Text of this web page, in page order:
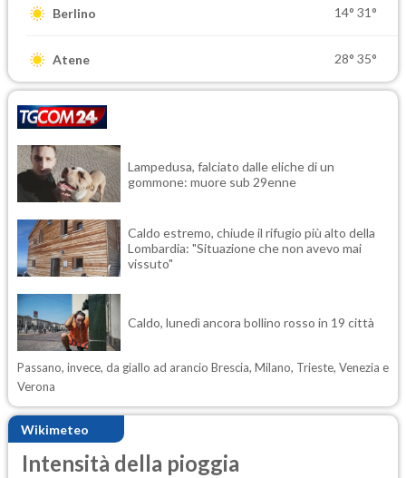
Berlino 14° 31°
Atene 28° 35°
Lampedusa, falciato dalle eliche di un
gommone: muore sub 29enne
Caldo estremo, chiude il rifugio più alto della
Lombardia: "Situazione che non avevo mai
vissuto"
Caldo, lunedì ancora bollino rosso in 19 città
Passano, invece, da giallo ad arancio Brescia, Milano, Trieste, Venezia e
Verona
Wikimeteo
Intensità della pioggia